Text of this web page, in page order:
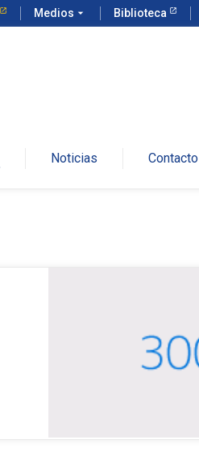
Medios arrow_drop_down Biblioteca
Noticias Contacto